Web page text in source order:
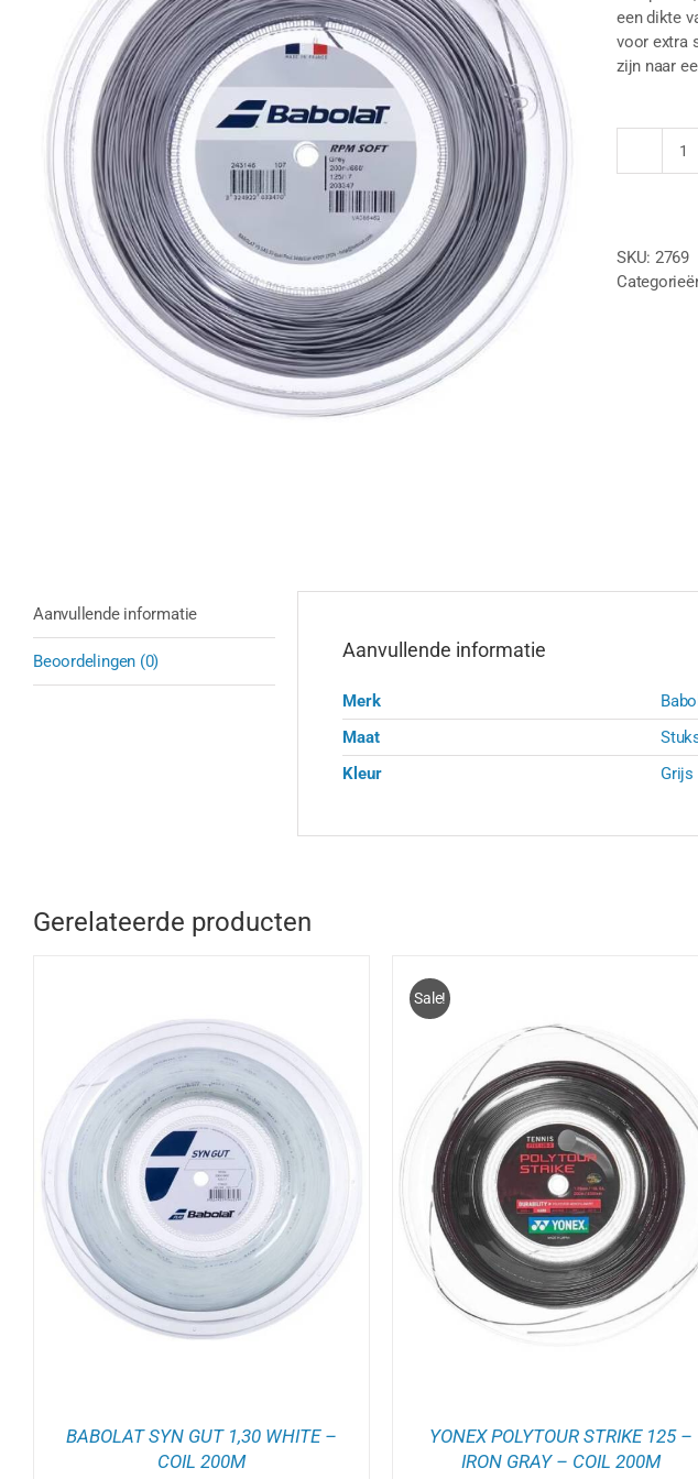
een dikte
voor extra
zijn naar
-
SKU: 2769
Aanvullende informatie
Beoordelingen (0) Aanvullende informatie
Merk
Maat
Kleur
Grijs
Gerelateerde producten
BABOLAT SYN GUT 1,30 WHITE –
COIL 200M
Sale!
TOEVOEGEN AAN WINKELWAGEN
DETAILS
YONEX POLYTOUR STRIKE 125 –
IRON GRAY – COIL 200M
TOEVOEGEN AAN WINKELWAGEN
DETAILS